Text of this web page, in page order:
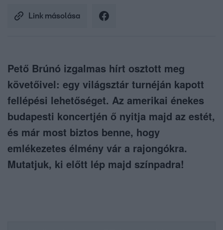
Link másolása
Pető Brúnó izgalmas hírt osztott meg
követőivel: egy világsztár turnéján kapott
fellépési lehetőséget. Az amerikai énekes
budapesti koncertjén ő nyitja majd az estét,
és már most biztos benne, hogy
emlékezetes élmény vár a rajongókra.
Mutatjuk, ki előtt lép majd színpadra!